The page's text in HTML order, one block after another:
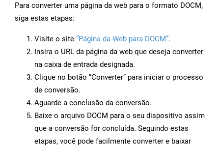
Para converter uma página da web para o formato DOCM,
siga estas etapas:
Visite o site “Página da Web para DOCM”.
Insira o URL da página da web que deseja converter
na caixa de entrada designada.
Clique no botão “Converter” para iniciar o processo
de conversão.
Aguarde a conclusão da conversão.
Baixe o arquivo DOCM para o seu dispositivo assim
que a conversão for concluída. Seguindo estas
etapas, você pode facilmente converter e baixar